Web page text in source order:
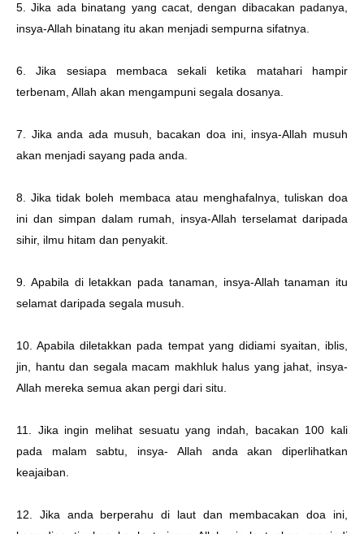
5. Jika ada binatang yang cacat, dengan dibacakan padanya,
insya-Allah binatang itu akan menjadi sempurna sifatnya.
6. Jika sesiapa membaca sekali ketika matahari hampir
terbenam, Allah akan mengampuni segala dosanya.
7. Jika anda ada musuh, bacakan doa ini, insya-Allah musuh
akan menjadi sayang pada anda.
8. Jika tidak boleh membaca atau menghafalnya, tuliskan doa
ini dan simpan dalam rumah, insya-Allah terselamat daripada
sihir, ilmu hitam dan penyakit.
9. Apabila di letakkan pada tanaman, insya-Allah tanaman itu
selamat daripada segala musuh.
10. Apabila diletakkan pada tempat yang didiami syaitan, iblis,
jin, hantu dan segala macam makhluk halus yang jahat, insya-
Allah mereka semua akan pergi dari situ.
11. Jika ingin melihat sesuatu yang indah, bacakan 100 kali
pada malam sabtu, insya- Allah anda akan diperlihatkan
keajaiban.
12. Jika anda berperahu di laut dan membacakan doa ini,